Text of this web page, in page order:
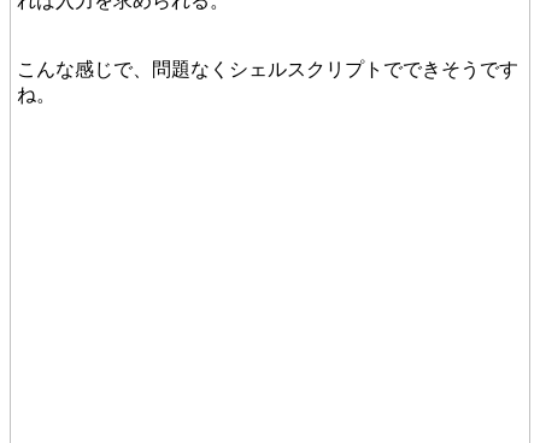
こんな感じで、問題なくシェルスクリプトでできそうです
ね。